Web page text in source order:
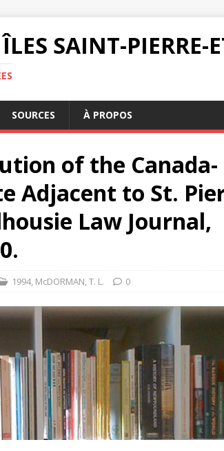
SAINT-PIERRE-
SOURCES À PROPOS
of the Canada-
Adjacent to St.
Law Journal,
1994, McDORMAN,T. L. 0